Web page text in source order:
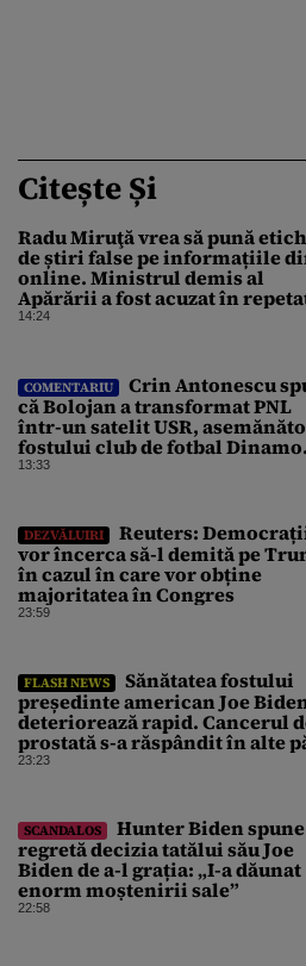
Citește Și
Radu Miruţă vrea să pună
de știri false pe informațiile
online. Ministrul demis al
Apărării a fost acuzat în
rânduri că răspândeşte el însuși
14:24
COMENTARIU
Crin Antonescu
că Bolojan a transformat PNL
într-un satelit USR,
fostului club de fotbal Dinamo
Victoria, care a aparținut
13:33
DEZVĂLUIRI
Reuters:
vor încerca să-l demită pe
în cazul în care vor obține
majoritatea în Congres
23:59
FLASH NEWS
Sănătatea fostului
președinte american Joe
deteriorează rapid. Cancerul
prostată s-a răspândit în alte
ale corpului
23:23
SCANDALOS
Hunter Biden
regretă decizia tatălui său Joe
Biden de a-l grația: „I-a dăunat
enorm moștenirii sale”
22:58